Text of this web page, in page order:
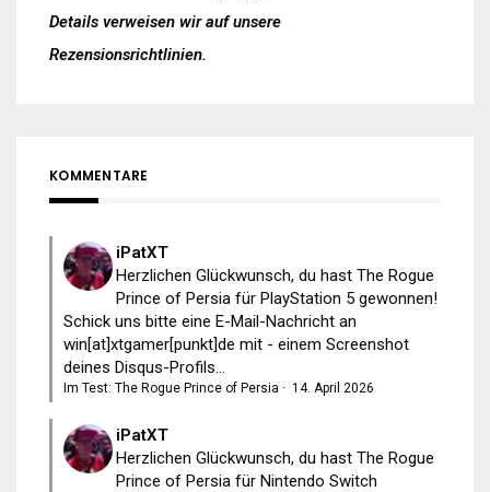
Details verweisen wir auf unsere
Rezensionsrichtlinien.
KOMMENTARE
iPatXT
Herzlichen Glückwunsch, du hast The Rogue
Prince of Persia für PlayStation 5 gewonnen!
Schick uns bitte eine E-Mail-Nachricht an
win[at]xtgamer[punkt]de mit - einem Screenshot
deines Disqus-Profils...
Im Test: The Rogue Prince of Persia · 14. April 2026
iPatXT
Herzlichen Glückwunsch, du hast The Rogue
Prince of Persia für Nintendo Switch